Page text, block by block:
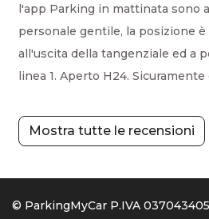
l'app Parking in mattinata sono
personale gentile, la posizione
all'uscita della tangenziale ed a
linea 1. Aperto H24.
Mostra tutte le recensioni
© ParkingMyCar P.IVA